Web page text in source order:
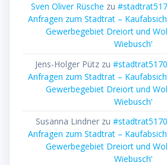
Sven Oliver Rüsche zu
Anfragen zum Stadtrat –
Gewerbegebiet Dreiort und
Wiebusch‘
Jens-Holger Pütz zu
Anfragen zum Stadtrat –
Gewerbegebiet Dreiort und
Wiebusch‘
Susanna Lindnerzu
Anfragen zum Stadtrat –
Gewerbegebiet Dreiort und
Wiebusch‘